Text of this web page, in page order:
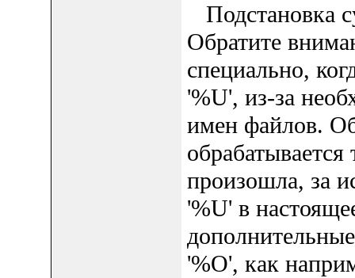
Подстановка
Обратите
специально,
'%U', из-за
имен файлов.
произошла, за
'%U' в
'%O', как